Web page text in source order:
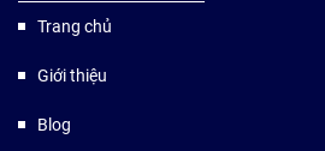
Trang chủ
Giới thiệu
Blog